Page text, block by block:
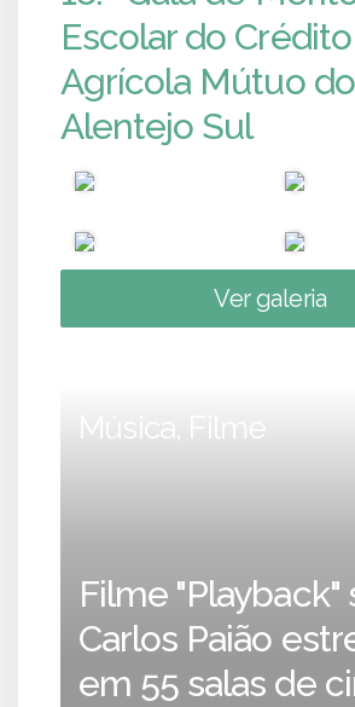
Escolar do Crédito
Agrícola Mútuo do
Alentejo Sul
Ver galeria
Música, Filme
Filme "Playback"
Carlos Paião
em 55 salas de